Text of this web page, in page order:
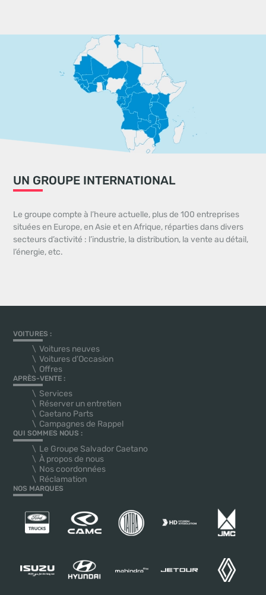
UN GROUPE INTERNATIONAL
Le groupe compte à l’heure actuelle, plus de 100 entreprises
situées en Europe, en Asie et en Afrique, réparties dans divers
secteurs d’activité : l’industrie, la distribution, la vente au détail,
l’énergie, etc.
VOITURES :
Voitures neuves
Voitures d’Occasion
Offres
APRÈS-VENTE :
Services
Réserver un entretien
Caetano Parts
Campagnes de Rappel
QUI SOMMES NOUS :
Le Groupe Salvador Caetano
À propos de nous
Nos coordonnées
Réclamation
NOS MARQUES